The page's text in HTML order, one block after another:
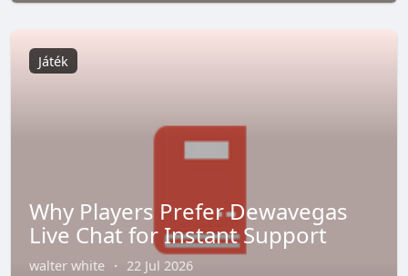
Játék
Why Players Prefer Dewavegas
Live Chat for Instant Support
walter white · 22 Jul 2026